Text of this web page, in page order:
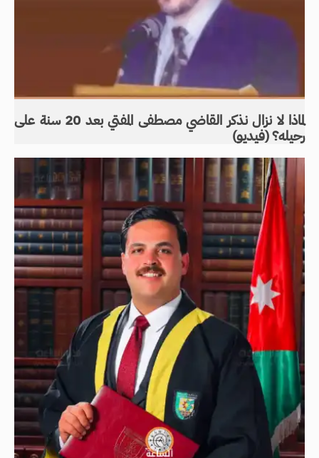
لماذا لا نزال نذكر القاضي مصطفى المفتي بعد 20 سنة على
رحيله؟ (فيديو)